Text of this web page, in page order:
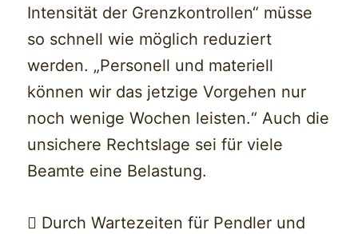
Intensität der Grenzkontrollen“ müsse
so schnell wie möglich reduziert
werden. „Personell und materiell
können wir das jetzige Vorgehen nur
noch wenige Wochen leisten.“ Auch die
unsichere Rechtslage sei für viele
Beamte eine Belastung.
 Durch Wartezeiten für Pendler und